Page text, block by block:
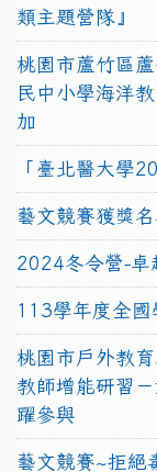
類主題營隊』
桃園市蘆竹區
民中小學海洋
加
「臺北醫大學
藝文競賽獲獎
2024冬令營-卓
113學年度全國
桃園市戶外教
教師增能研習
躍參與
藝文競賽~拒絕